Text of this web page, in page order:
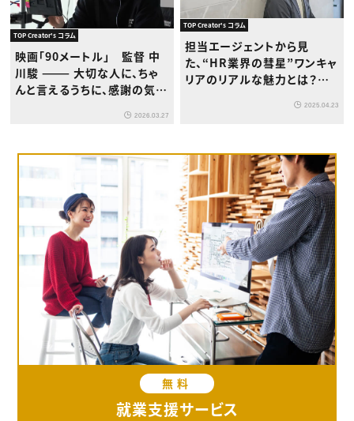
TOP Creator's コラム
映画「90メートル」 監督 中
川駿 ——— 大切な人に、ちゃ
んと言えるうちに、感謝の気持
2026.03.27
TOP Creator's コラム
担当エージェントから見
た、“HR業界の彗星”ワンキャ
リアのリアルな魅力とは？
2025.04.23
無料
就業支援サービス